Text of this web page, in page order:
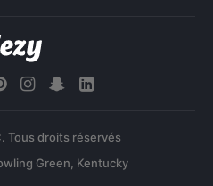
Tous droits réservés